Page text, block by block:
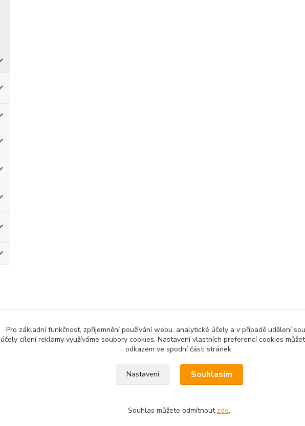
Pro základní funkčnost, zpříjemnění používání webu, analytické účely a v případě udělení
účely cílení reklamy využíváme soubory cookies. Nastavení vlastních preferencí cookies
odkazem ve spodní části stránek.
Nastavení Souhlasím
Souhlas můžete odmítnout zde.